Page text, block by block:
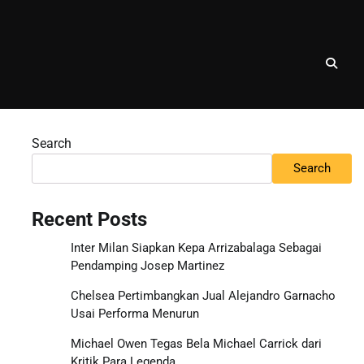
Search
Search
Recent Posts
Inter Milan Siapkan Kepa Arrizabalaga Sebagai
Pendamping Josep Martinez
Chelsea Pertimbangkan Jual Alejandro Garnacho
Usai Performa Menurun
Michael Owen Tegas Bela Michael Carrick dari